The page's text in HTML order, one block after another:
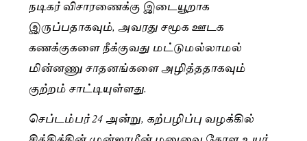
நடிகர் விசாரணைக்கு இடையூறாக
இருப்பதாகவும், அவரது சமூக ஊடக
கணக்குகளை நீக்குவது மட்டுமல்லாமல்
மின்னணு சாதனங்களை அழித்ததாகவும்
குற்றம் சாட்டியுள்ளது.
செப்டம்பர் 24 அன்று, கற்பழிப்பு வழக்கில்